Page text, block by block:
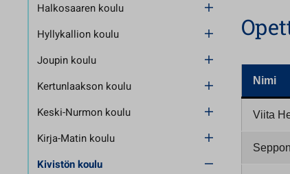
Halkosaaren koulu
Hyllykallion koulu
Joupin koulu
Kertunlaakson koulu
Keski-Nurmon koulu
Kirja-Matin koulu
Kivistön koulu
Nimi
Viita